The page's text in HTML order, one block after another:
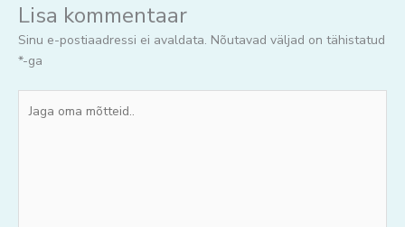
Lisa kommentaar
Sinu e-postiaadressi ei avaldata. Nõutavad väljad on tähistatud
*-ga
oma